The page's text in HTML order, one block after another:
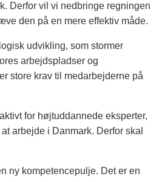
Derfor vil vi nedbringe regningen
den på en mere effektiv måde.
udvikling, som stormer
arbejdspladser og
store krav til medarbejderne på
for højtuddannede eksperter,
arbejde i Danmark. Derfor skal
ny kompetencepulje. Det er en